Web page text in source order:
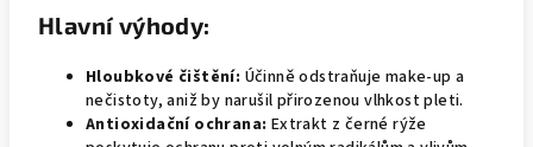
Hlavní výhody:
Hloubkové čištění: Účinně odstraňuje make-up a
nečistoty, aniž by narušil přirozenou vlhkost pleti.
Antioxidační ochrana: Extrakt z černé rýže